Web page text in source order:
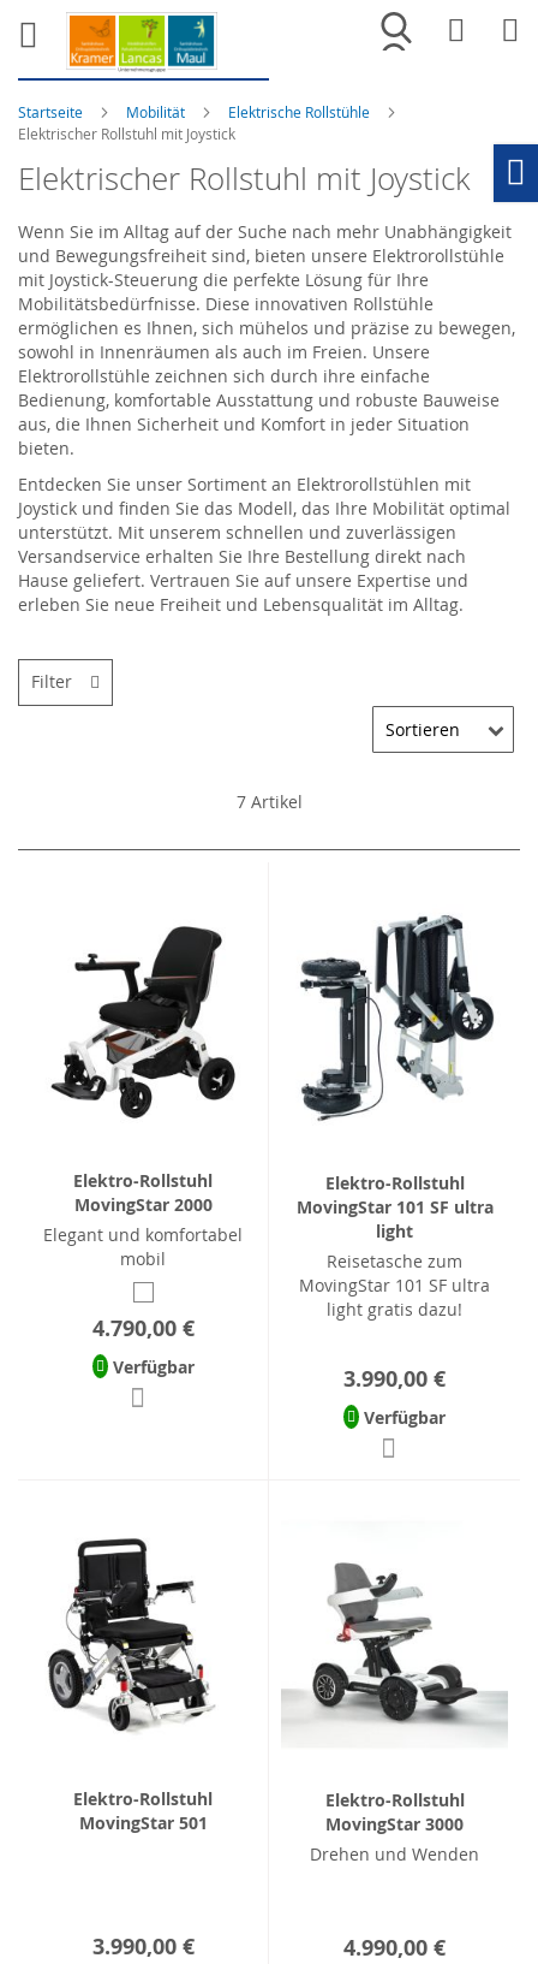
Merkliste
Startseite Mobilität
Elektrische Rollstühle
Elektrischer Rollstuhl mit Joystick
Elektrischer Rollstuhl mit Joystick
Wenn Sie im Alltag auf der Suche nach mehr Unabhängigkeit
und Bewegungsfreiheit sind, bieten unsere Elektrorollstühle
mit Joystick-Steuerung die perfekte Lösung für Ihre
Mobilitätsbedürfnisse. Diese innovativen Rollstühle
ermöglichen es Ihnen, sich mühelos und präzise zu bewegen,
sowohl in Innenräumen als auch im Freien. Unsere
Elektrorollstühle zeichnen sich durch ihre einfache
Bedienung, komfortable Ausstattung und robuste Bauweise
aus, die Ihnen Sicherheit und Komfort in jeder Situation
bieten.
Entdecken Sie unser Sortiment an Elektrorollstühlen mit
Joystick und finden Sie das Modell, das Ihre Mobilität optimal
unterstützt. Mit unserem schnellen und zuverlässigen
Versandservice erhalten Sie Ihre Bestellung direkt nach
Hause geliefert. Vertrauen Sie auf unsere Expertise und
erleben Sie neue Freiheit und Lebensqualität im Alltag.
7Artikel
Elektro-Rollstuhl
MovingStar 2000
Elegant und komfortabel
mobil
4.790,00 €
Verfügbar
Elektro-Rollstuhl
MovingStar 101 SF ultra
light
Reisetasche zum
MovingStar 101 SF ultra
light gratis dazu!
3.990,00 €
Verfügbar
Elektro-Rollstuhl
MovingStar 501
3.990,00 €
Elektro-Rollstuhl
MovingStar 3000
Drehen und Wenden
4.990,00 €
Filter